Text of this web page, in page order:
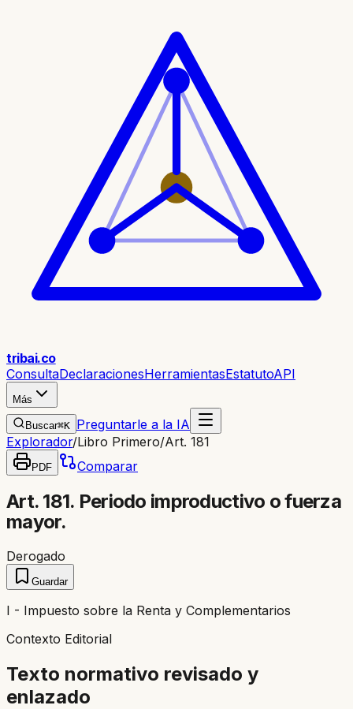
tribai.co
ConsultaDeclaracionesHerramientasEstatutoAPI
Más
Buscar⌘K Preguntarle a la IA
Explorador/Libro Primero/Art. 181
PDF Comparar
Art. 181. Periodo improductivo o fuerza
mayor.
Derogado
Guardar
I - Impuesto sobre la Renta y Complementarios
Contexto Editorial
Texto normativo revisado y
enlazado